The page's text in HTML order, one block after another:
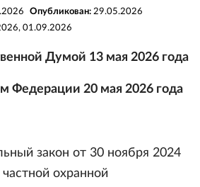
Опубликован: 29.05.2026
01.09.2026
Думой 13 мая 2026 года
Федерации 20 мая 2026 года
закон от 30 ноября 2024
охранной